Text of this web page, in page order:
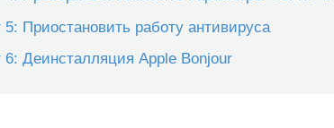
5: Приостановить работу антивируса
6: Деинсталляция Apple Bonjour